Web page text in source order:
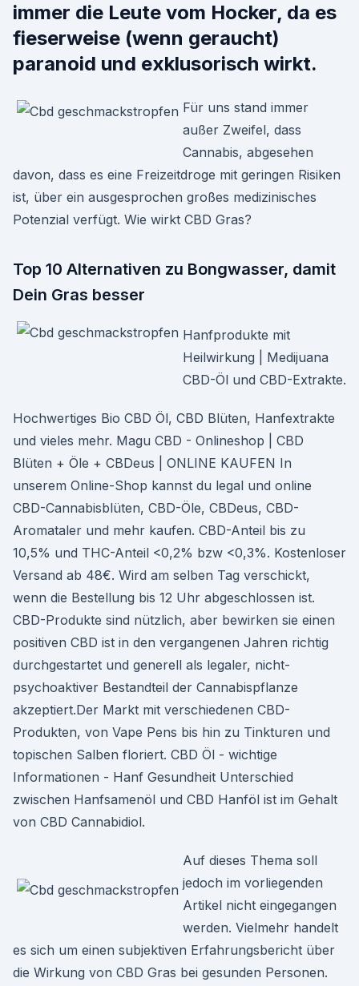
immer die Leute vom Hocker, da es
fieserweise (wenn geraucht)
paranoid und exklusorisch wirkt.
Für uns stand immer
außer Zweifel, dass
Cannabis, abgesehen
davon, dass es eine Freizeitdroge mit geringen Risiken
ist, über ein ausgesprochen großes medizinisches
Potenzial verfügt. Wie wirkt CBD Gras?
Top 10 Alternativen zu Bongwasser, damit
Dein Gras besser
Hanfprodukte mit
Heilwirkung | Medijuana
CBD-Öl und CBD-Extrakte.
Hochwertiges Bio CBD Öl, CBD Blüten, Hanfextrakte
und vieles mehr. Magu CBD - Onlineshop | CBD
Blüten + Öle + CBDeus | ONLINE KAUFEN In
unserem Online-Shop kannst du legal und online
CBD-Cannabisblüten, CBD-Öle, CBDeus, CBD-
Aromataler und mehr kaufen. CBD-Anteil bis zu
10,5% und THC-Anteil <0,2% bzw <0,3%. Kostenloser
Versand ab 48€. Wird am selben Tag verschickt,
wenn die Bestellung bis 12 Uhr abgeschlossen ist.
CBD-Produkte sind nützlich, aber bewirken sie einen
positiven CBD ist in den vergangenen Jahren richtig
durchgestartet und generell als legaler, nicht-
psychoaktiver Bestandteil der Cannabispflanze
akzeptiert.Der Markt mit verschiedenen CBD-
Produkten, von Vape Pens bis hin zu Tinkturen und
topischen Salben floriert. CBD Öl - wichtige
Informationen - Hanf Gesundheit Unterschied
zwischen Hanfsamenöl und CBD Hanföl ist im Gehalt
von CBD Cannabidiol.
Auf dieses Thema soll
jedoch im vorliegenden
Artikel nicht eingegangen
werden. Vielmehr handelt
es sich um einen subjektiven Erfahrungsbericht über
die Wirkung von CBD Gras bei gesunden Personen.